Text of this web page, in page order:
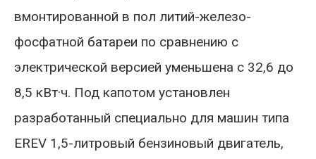
вмонтированной в пол литий-железо-
фосфатной батареи по сравнению с
электрической версией уменьшена с 32,6 до
8,5 кВт·ч. Под капотом установлен
разработанный специально для машин типа
EREV 1,5-литровый бензиновый двигатель,